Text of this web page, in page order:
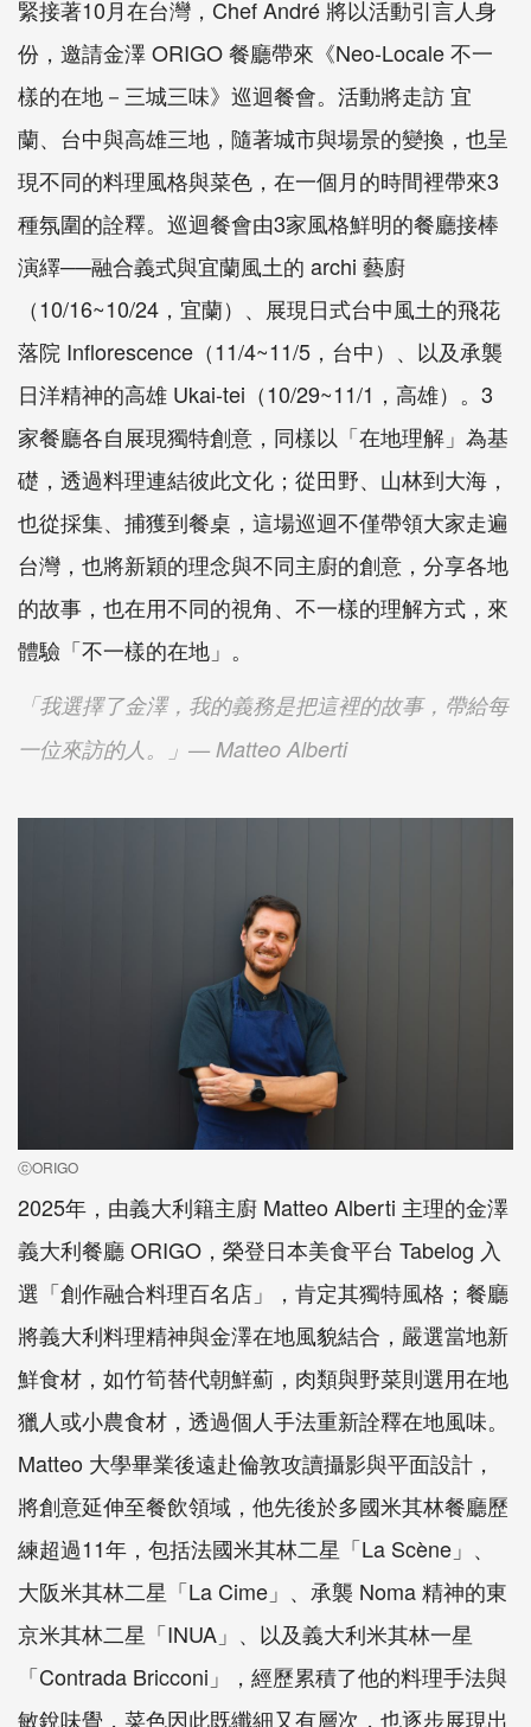
緊接著10月在台灣，Chef André 將以活動引言人身
份，邀請金澤 ORIGO 餐廳帶來《Neo-Locale 不一
樣的在地－三城三味》巡迴餐會。活動將走訪 宜
蘭、台中與高雄三地，隨著城市與場景的變換，也呈
現不同的料理風格與菜色，在一個月的時間裡帶來3
種氛圍的詮釋。巡迴餐會由3家風格鮮明的餐廳接棒
演繹──融合義式與宜蘭風土的 archi 藝廚
（10/16~10/24，宜蘭）、展現日式台中風土的飛花
落院 Inflorescence（11/4~11/5，台中）、以及承襲
日洋精神的高雄 Ukai-tei（10/29~11/1，高雄）。3
家餐廳各自展現獨特創意，同樣以「在地理解」為基
礎，透過料理連結彼此文化；從田野、山林到大海，
也從採集、捕獲到餐桌，這場巡迴不僅帶領大家走遍
台灣，也將新穎的理念與不同主廚的創意，分享各地
的故事，也在用不同的視角、不一樣的理解方式，來
體驗「不一樣的在地」。
「我選擇了金澤，我的義務是把這裡的故事，帶給每
一位來訪的人。」— Matteo Alberti
ⓒORIGO
2025年，由義大利籍主廚 Matteo Alberti 主理的金澤
義大利餐廳 ORIGO，榮登日本美食平台 Tabelog 入
選「創作融合料理百名店」，肯定其獨特風格；餐廳
將義大利料理精神與金澤在地風貌結合，嚴選當地新
鮮食材，如竹筍替代朝鮮薊，肉類與野菜則選用在地
獵人或小農食材，透過個人手法重新詮釋在地風味。
Matteo 大學畢業後遠赴倫敦攻讀攝影與平面設計，
將創意延伸至餐飲領域，他先後於多國米其林餐廳歷
練超過11年，包括法國米其林二星「La Scène」、
大阪米其林二星「La Cime」、承襲 Noma 精神的東
京米其林二星「INUA」、以及義大利米其林一星
「Contrada Bricconi」，經歷累積了他的料理手法與
敏銳味覺，菜色因此既纖細又有層次，也逐步展現出